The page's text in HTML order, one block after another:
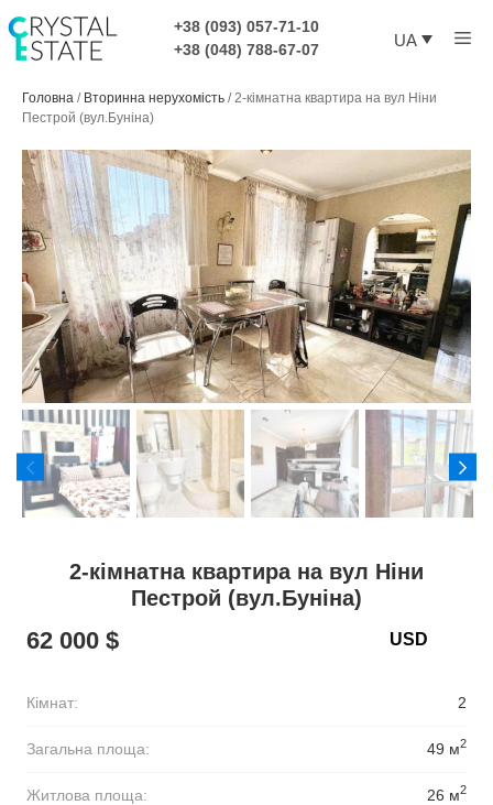
до
контенту
+38 (093) 057-71-10
+38 (048) 788-67-07
UA
Головна / Вторинна нерухомість /2-кімнатна квартира на вул Ніни
Пестрой (вул.Буніна)
2-кімнатна квартира на вул Ніни
Пестрой (вул.Буніна)
62 000 $
Кімнат: 2
Загальна площа: 49 м2
Житлова площа: 26 м2